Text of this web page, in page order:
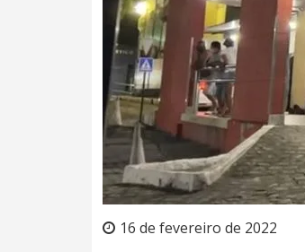
16 de fevereiro de 2022